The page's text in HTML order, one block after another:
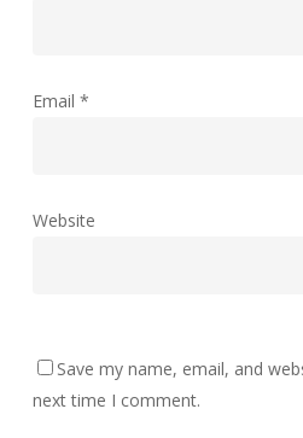
Email *
Website
Save my name, email, and
next time I comment.